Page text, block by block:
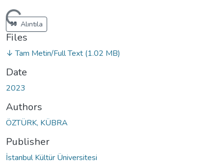
Alıntıla
Files
↓ Tam Metin/Full Text (1.02 MB)
Date
2023
Authors
ÖZTÜRK, KÜBRA
Publisher
İstanbul Kültür Üniversitesi